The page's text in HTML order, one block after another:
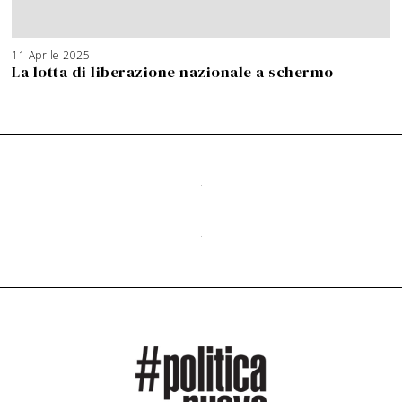
11 Aprile 2025
La lotta di liberazione nazionale a schermo